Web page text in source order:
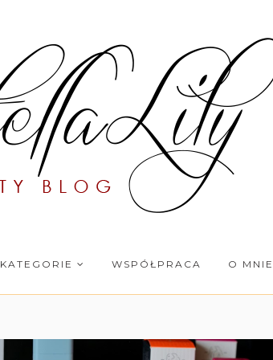
KATEGORIE WSPÓŁPRACA O MNIE